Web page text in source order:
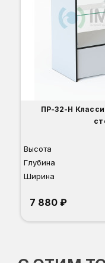
ПР-32-Н
Высота
Глубина
Ширина
7 880 ₽